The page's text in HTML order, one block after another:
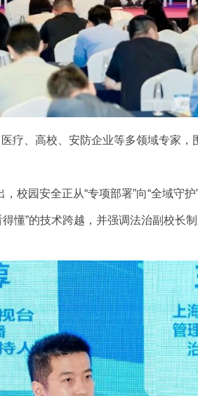
、高校、安防企业等多领域专家，
园安全正从“专项部署”向“全域守护
懂”的技术跨越，并强调法治副校长